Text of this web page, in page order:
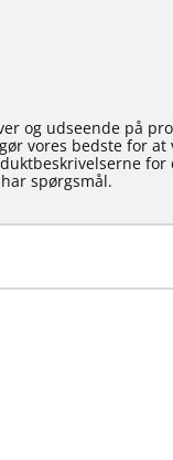
og udseende på
vores bedste for at
for
spørgsmål.